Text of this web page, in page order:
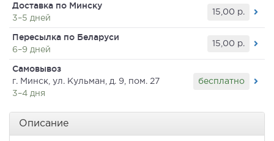
Доставка по Минску
3–5 дней
15,00 р.
Пересылка по Беларуси
6–9 дней
15,00 р.
Самовывоз
г. Минск, ул. Кульман, д. 9, пом. 27
3–4 дня
бесплатно
Описание